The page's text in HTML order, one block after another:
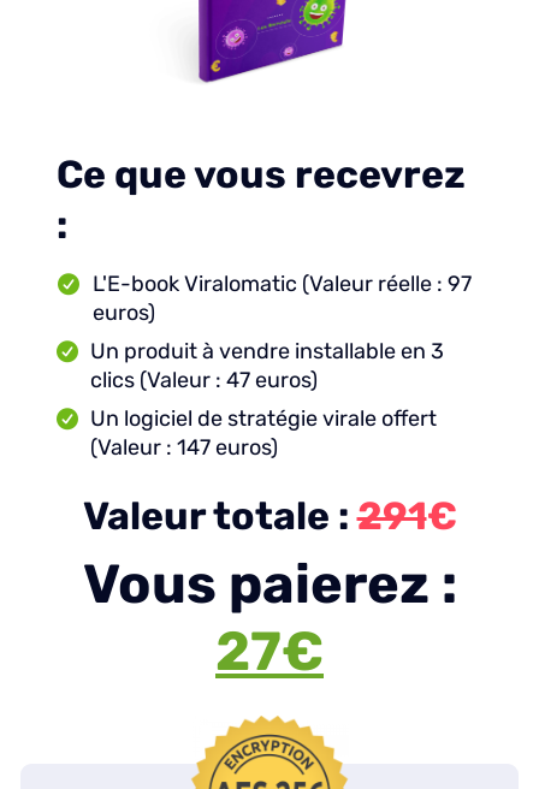
Ce que vous recevrez
:
L'E-book Viralomatic (Valeur réelle : 97
euros)
Un produit à vendre installable en 3
clics (Valeur : 47 euros)
Un logiciel de stratégie virale offert
(Valeur : 147 euros)
Valeur totale :291€
Vous paierez :
27€